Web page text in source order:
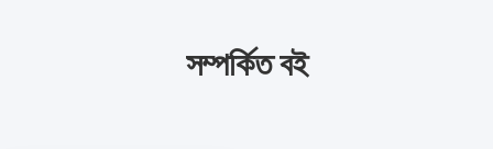
সম্পর্কিত বই